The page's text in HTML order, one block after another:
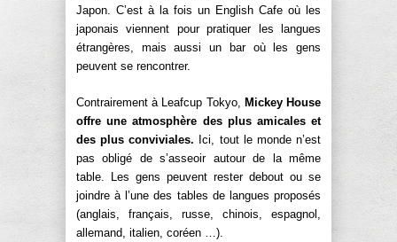
Japon. C’est à la fois un English Cafe où les
japonais viennent pour pratiquer les langues
étrangères, mais aussi un bar où les gens
peuvent se rencontrer.
Contrairement à Leafcup Tokyo, Mickey House
offre une atmosphère des plus amicales et
des plus conviviales. Ici, tout le monde n’est
pas obligé de s’asseoir autour de la même
table. Les gens peuvent rester debout ou se
joindre à l’une des tables de langues proposés
(anglais, français, russe, chinois, espagnol,
allemand, italien, coréen …).